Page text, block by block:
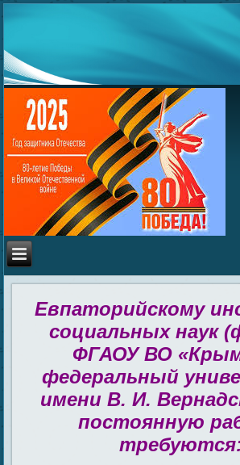
Евпаторийскому
социальных наук
ФГАОУ ВО
федеральный
имени В. И.
постоянную